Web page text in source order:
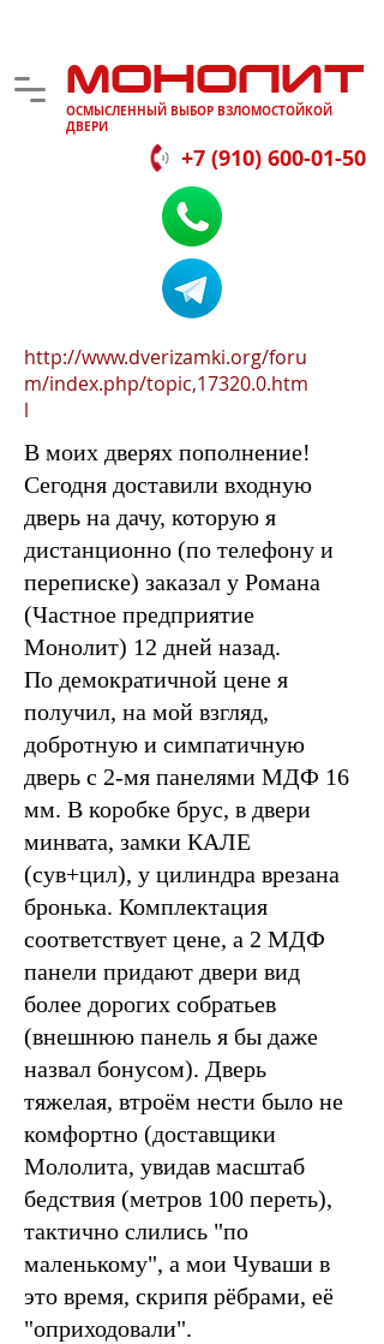
МОНОЛИТ
ОСМЫСЛЕННЫЙ ВЫБОР ВЗЛОМОСТОЙКОЙ
ДВЕРИ
+7 (910) 600-01-50
http://www.dverizamki.org/foru
m/index.php/topic,17320.0.htm
l
В моих дверях пополнение!
Сегодня доставили входную
дверь на дачу, которую я
дистанционно (по телефону и
переписке) заказал у Романа
(Частное предприятие
Монолит) 12 дней назад.
По демократичной цене я
получил, на мой взгляд,
добротную и симпатичную
дверь с 2-мя панелями МДФ 16
мм. В коробке брус, в двери
минвата, замки КАЛЕ
(сув+цил), у цилиндра врезана
бронька. Комплектация
соответствует цене, а 2 МДФ
панели придают двери вид
более дорогих собратьев
(внешнюю панель я бы даже
назвал бонусом). Дверь
тяжелая, втроём нести было не
комфортно (доставщики
Мололита, увидав масштаб
бедствия (метров 100 переть),
тактично слились "по
маленькому", а мои Чуваши в
это время, скрипя рёбрами, её
"оприходовали".